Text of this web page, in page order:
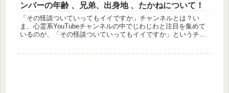
ンバーの年齢 、兄弟、出身地 、たかねについて！
「その怪談ついていってもイイですか」チャンネルとは？い
ま、心霊系YouTubeチャンネルの中でじわじわと注目を集めて
いるのが、「その怪談ついていってもイイですか」というチャ